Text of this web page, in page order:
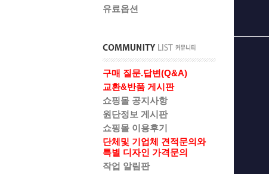
유료옵션
구매 질문.답변(Q&A)
교환&반품 게시판
쇼핑몰 공지사항
원단정보 게시판
쇼핑몰 이용후기
단체및 기업체 견적문의와
특별 디자인 가격문의
작업 알림판